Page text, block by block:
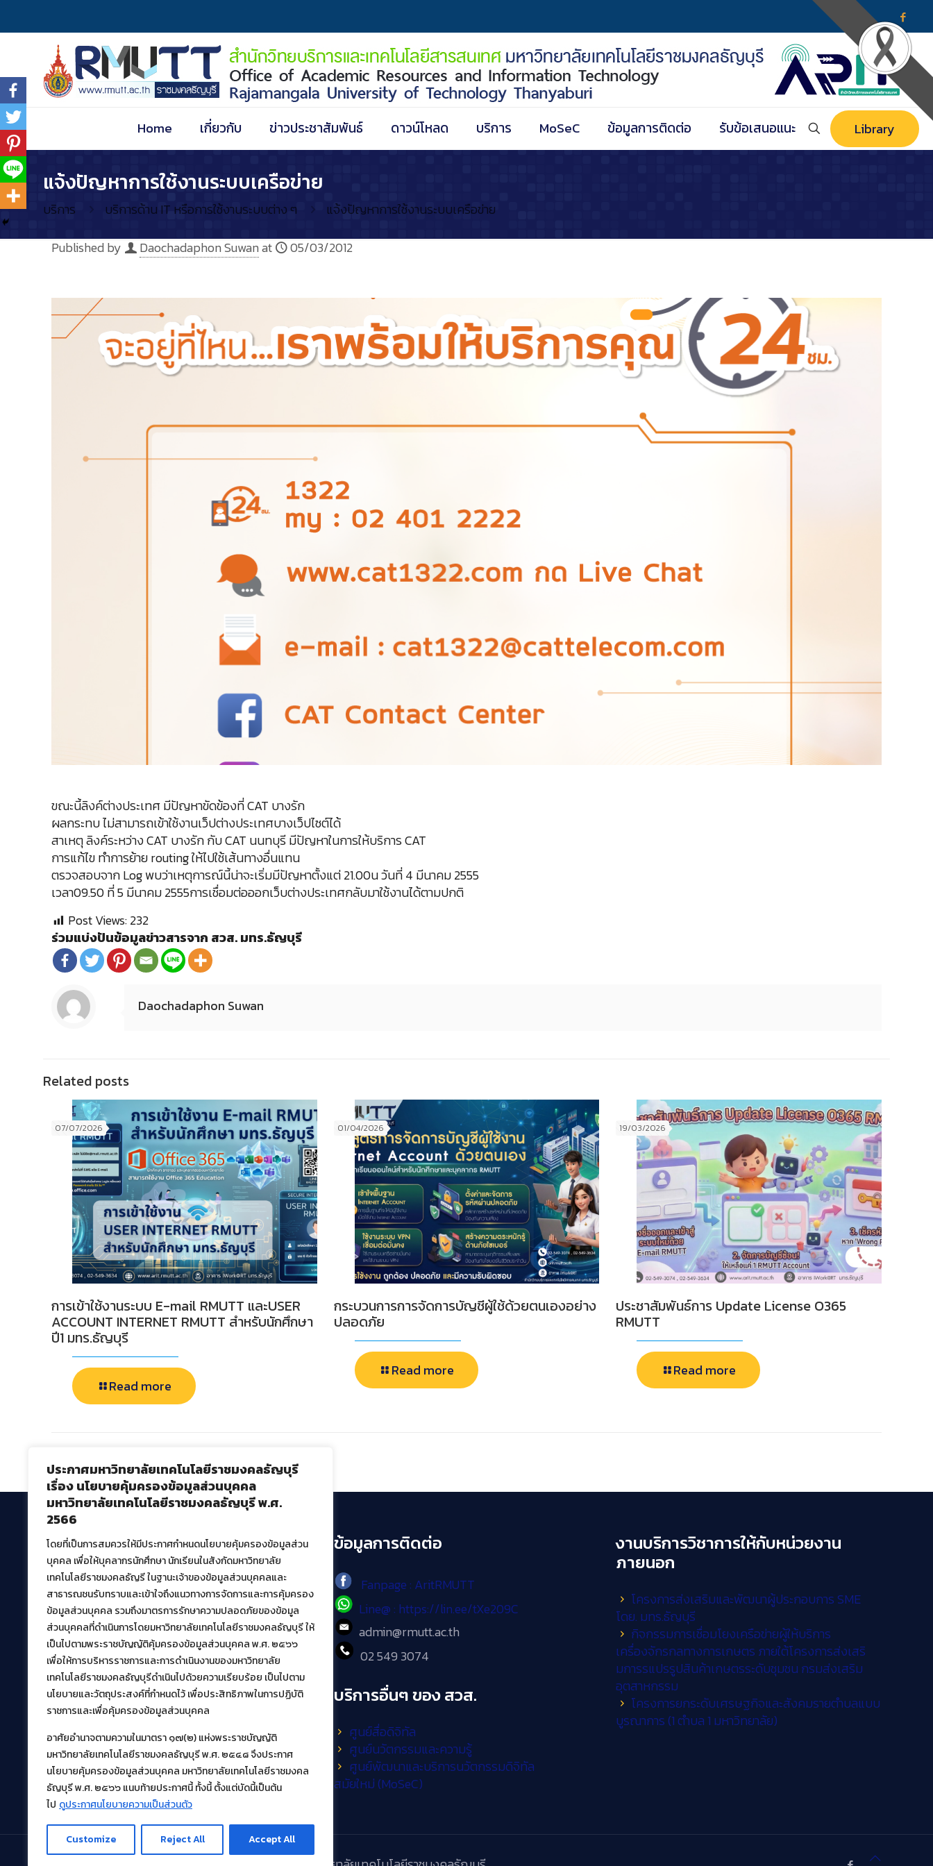
ประกาศมหาวิทยาลัยเทคโนโลยีราชมงคลธัญบุรี
เรื่อง นโยบายคุ้มครองข้อมูลส่วนบุคคล
มหาวิทยาลัยเทคโนโลยีราชมงคลธัญบุรี พ.ศ.
2566
โดยที่เป็นการสมควรให้มีประกาศกำหนดนโยบายคุ้มครองข้อมูลส่วน
บุคคล เพื่อให้บุคลากรนักศึกษา นักเรียนในสังกัดมหาวิทยาลัย
เทคโนโลยีราชมงคลธัญรี ในฐานะเจ้าของข้อมูลส่วนบุคคลและ
สาธารณชนรับทราบและเข้าใจถึงแนวทางการจัดการและการคุ้มครอง
ข้อมูลส่วนบุคคล รวมถึงมาตรการรักษาความปลอดภัยของข้อมูล
ส่วนบุคคลที่ดำเนินการโดยมหาวิทยาลัยเทคโนโลยีราชมงคลธัญบุรี ให้
เป็นไปตามพระราชบัญญัติคุ้มครองข้อมูลส่วนบุคคล พ.ศ. ๒๕๖๖
เพื่อให้การบริหารราชการและการดำเนินงานของมหาวิทยาลัย
เทคโนโลยีราชมงคลธัญบุรีดำเนินไปด้วยความเรียบร้อย เป็นไปตาม
นโยบายและวัตถุประสงค์ที่กำหนดไว้ เพื่อประสิทธิภาพในการปฏิบัติ
ราชการและเพื่อคุ้มครองข้อมูลส่วนบุคคล
อาศัยอำนาจตามความในมาตรา ๑๗(๒) แห่งพระราชบัญญัติ
มหาวิทยาลัยเทคโนโลยีราชมงคลธัญบุรี พ.ศ. ๒๕๔๘ จึงประกาศ
นโยบายคุ้มครองข้อมูลส่วนบุคคล มหาวิทยาลัยเทคโนโลยีราชมงคล
ธัญบุรี พ.ศ. ๒๕๖๖ แนบท้ายประกาศนี้ ทั้งนี้ ตั้งแต่บัดนี้เป็นต้น
ไป ดูประกาศนโยบายความเป็นส่วนตัว
Customize Reject All Accept All
Home เกี่ยวกับ ข่าวประชาสัมพันธ์ ดาวน์โหลด บริการ MoSeC ข้อมูลการติดต่อ รับข้อเสนอแนะ Library
แจ้งปัญหาการใช้งานระบบเครือข่าย
บริการ บริการด้าน IT หรือการใช้งานระบบต่าง ๆ แจ้งปัญหาการใช้งานระบบเครือข่าย
Published by Daochadaphon Suwanat 05/03/2012
ขณะนี้ลิงค์ต่างประเทศ มีปัญหาขัดข้องที่ CAT บางรัก
ผลกระทบ ไม่สามารถเข้าใช้งานเว็ปต่างประ​เทศบางเว็ปไซต์ได้
สาเหตุ ลิงค์ระหว่าง CAT บางรัก กับ CAT นนทบุรี มีปัญหาในการให้บริการ CAT
การแก้ไข ทำการย้าย routing ให้ไปใช้เส้นท​างอื่นแทน
ตรวจสอบจาก Log พบว่าเหตุการณ์นี้น่าจะเริ่​มมีปัญหาตั้งแต่ 21.00น วันที่ 4 มีนาคม 2555
เวลา09.50 ที่ 5 มีนาคม 2555การเชื่อมต่อออกเว็บต่างประเทศกลับมาใช้งานได้ตามปกติ
Post Views:232
ร่วมแบ่งปันข้อมูลข่าวสารจาก สวส. มทร.ธัญบุรี
Daochadaphon Suwan
Related posts
07/07/2026
การเข้าใช้งานระบบ E-mail RMUTT และUSER
ACCOUNT INTERNET RMUTT สำหรับนักศึกษา
ปี1 มทร.ธัญบุรี
Read more
01/04/2026
กระบวนการการจัดการบัญชีผู้ใช้ด้วยตนเองอย่าง
ปลอดภัย
Read more
19/03/2026
ประชาสัมพันธ์การ Update License O365
RMUTT
Read more
สำนักวิทยบริการและเทคโนโลยีสารสนเทศ
มหาวิทยาลัยเทคโนโลยีราชมงคลธัญบุรี
39 หมู่ที่ 1 ตำบลคลองหก อำเภอคลองหลวง จังหวัด
ปทุมธานี 12120
เผยแพร่ข้อมูลโดย.บุคลากร สวส.
สร้างและพัฒนาโดย.
ฝ่ายพัฒนาและเผยแพร่ข้อมูลเว็บไซต์
ข้อมูลการติดต่อ
Fanpage : AritRMUTT
Line@ : https://lin.ee/tXe209C
admin@rmutt.ac.th
02 549 3074
บริการอื่นๆ ของ สวส.
ศูนย์สื่อดิจิทัล
ศูนย์นวัตกรรมและความรู้
ศูนย์พัฒนาและบริการนวัตกรรมดิจิทัล
สมัยใหม่ (MoSeC)
งานบริการวิชาการให้กับหน่วยงาน
ภายนอก
โครงการส่งเสริมและพัฒนาผู้ประกอบการ SME
โดย. มทร.ธัญบุรี
กิจกรรมการเชื่อมโยงเครือข่ายผู้ให้บริการ
เครื่องจักรกลทางการเกษตร ภายใต้โครงการส่งเสริ
มการรแปรรูปสินค้าเกษตรระดับชุมชน กรมส่งเสริม
อุตสาหกรรม
โครงการยกระดับเศรษฐกิจและสังคมรายตำบลแบบ
บูรณาการ (1 ตำบล 1 มหาวิทยาลัย)